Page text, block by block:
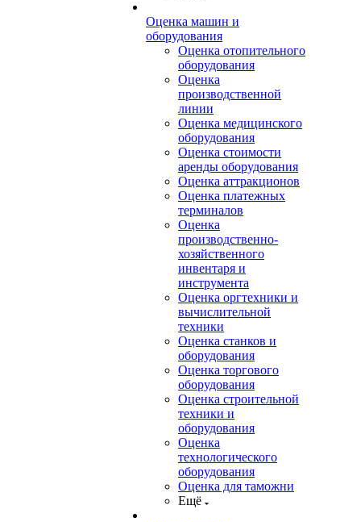
Оценка машин и
оборудования
Оценка отопительного
оборудования
Оценка
производственной
линии
Оценка медицинского
оборудования
Оценка стоимости
аренды оборудования
Оценка аттракционов
Оценка платежных
терминалов
Оценка
производственно-
хозяйственного
инвентаря и
инструмента
Оценка оргтехники и
вычислительной
техники
Оценка станков и
оборудования
Оценка торгового
оборудования
Оценка строительной
техники и
оборудования
Оценка
технологического
оборудования
Оценка для таможни
Ещё